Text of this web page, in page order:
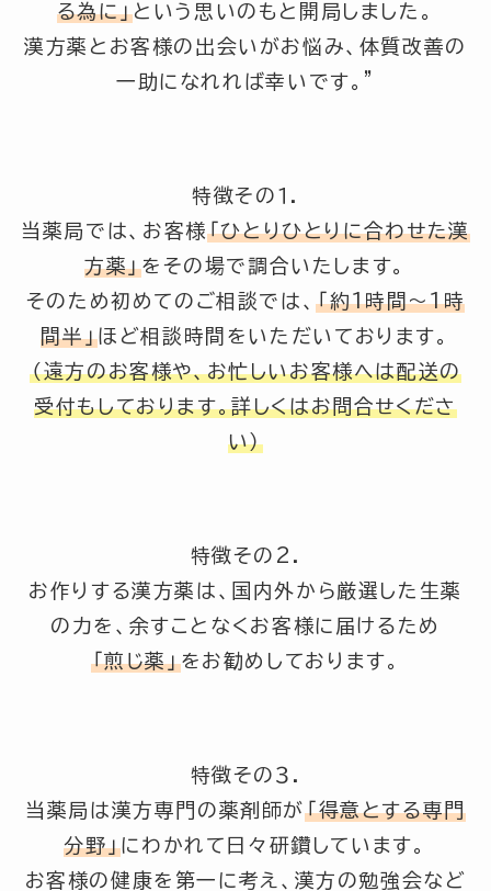
る為に」 という思いのもと開局しました。
漢方薬とお客様の出会いがお悩み、体質改善の
一助になれれば幸いです。”
特徴その１.
当薬局では、お客様 「ひとりひとりに合わせた漢
方薬」をその場で調合いたします。
そのため初めてのご相談では、「約1時間～1時
間半」ほど相談時間をいただいております。
（遠方のお客様や、お忙しいお客様へは配送の
受付もしております。詳しくはお問合せくださ
い）
特徴その2.
お作りする漢方薬は、国内外から厳選した生薬
の力を、余すことなくお客様に届けるため
「煎じ薬」をお勧めしております。
特徴その３.
当薬局は漢方専門の薬剤師が「得意とする専門
分野」にわかれて日々研鑽しています。
お客様の健康を第一に考え、漢方の勉強会など